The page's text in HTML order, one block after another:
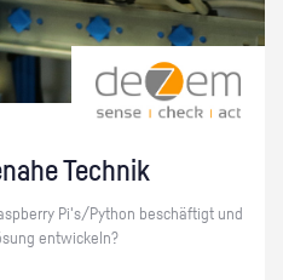
Tech­nik
Pi's/Py­thon be­schäf­tigt und
ent­wi­ckeln?